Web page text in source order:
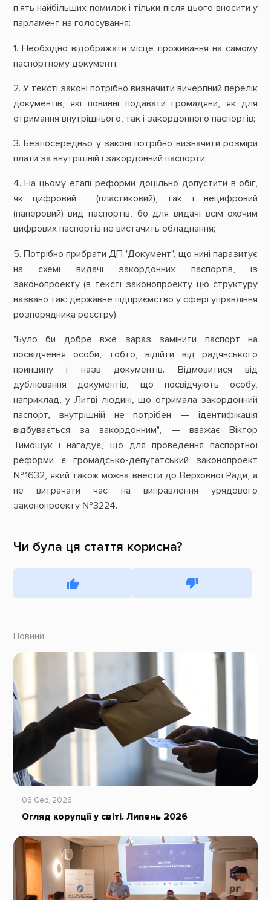
п'ять найбільших помилок і тільки після цього вносити у
парламент на голосування:
1. Необхідно відображати місце проживання на самому
паспортному документі;
2. У тексті законі потрібно визначити вичерпний перелік
документів, які повинні подавати громадяни, як для
отримання внутрішнього, так і закордонного паспортів;
3. Безпосередньо у законі потрібно визначити розміри
плати за внутрішній і закордонний паспорти;
4. На цьому етапі реформи доцільно допустити в обіг,
як цифровий (пластиковий), так і нецифровий
(паперовий) вид паспортів, бо для видачі всім охочим
цифрових паспортів не вистачить обладнання;
5. Потрібно прибрати ДП "Документ", що нині паразитує
на схемі видачі закордонних паспортів, із
законопроекту (в тексті законопроекту цю структуру
названо так: державне підприємство у сфері управління
розпорядника реєстру).
"Було би добре вже зараз замінити паспорт на
посвідчення особи, тобто, відійти від радянського
принципу і назв документів. Відмовитися від
дублювання документів, що посвідчують особу,
наприклад, у Литві людині, що отримала закордонний
паспорт, внутрішній не потрібен — ідентифікація
відбувається за закордонним", — вважає Віктор
Тимощук і нагадує, що для проведення паспортної
реформи є громадсько-депутатський законопроект
№1632, який також можна внести до Верховної Ради, а
не витрачати час на виправлення урядового
законопроекту №3224.
Чи була ця стаття корисна?
Новини
06 Сер, 2026
Огляд корупції у світі. Липень 2026